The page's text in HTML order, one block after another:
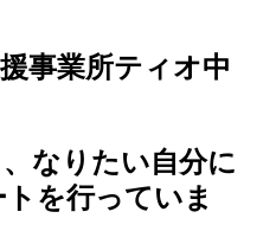
事業所ティオ中
なりたい自分に
を行っていま